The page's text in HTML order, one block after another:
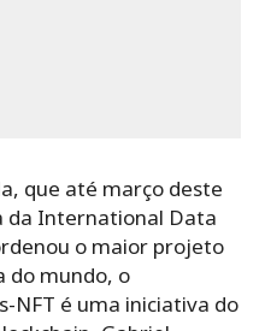
que até março deste
da International Data
o maior projeto
do mundo, o
NFT é uma iniciativa do